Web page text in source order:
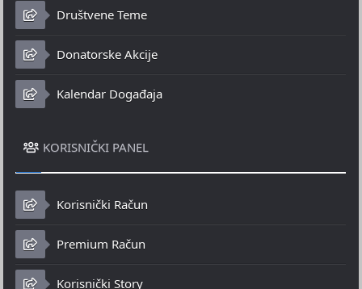
Društvene Teme
Donatorske Akcije
Kalendar Događaja
KORISNIČKI PANEL
Korisnički Račun
Premium Račun
Korisnički Story